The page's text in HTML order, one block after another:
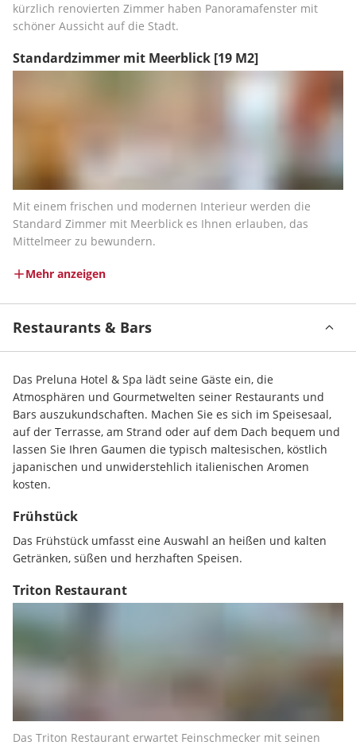
kürzlich renovierten Zimmer haben Panoramafenster mit
schöner Aussicht auf die Stadt.
Standardzimmer mit Meerblick [19 M2]
Mit einem frischen und modernen Interieur werden die
Standard Zimmer mit Meerblick es Ihnen erlauben, das
Mittelmeer zu bewundern.
Mehr anzeigen
Restaurants & Bars
Das Preluna Hotel & Spa lädt seine Gäste ein, die
Atmosphären und Gourmetwelten seiner Restaurants und
Bars auszukundschaften. Machen Sie es sich im Speisesaal,
auf der Terrasse, am Strand oder auf dem Dach bequem und
lassen Sie Ihren Gaumen die typisch maltesischen, köstlich
japanischen und unwiderstehlich italienischen Aromen
kosten.
Frühstück
Das Frühstück umfasst eine Auswahl an heißen und kalten
Getränken, süßen und herzhaften Speisen.
Triton Restaurant
Das Triton Restaurant erwartet Feinschmecker mit seinen